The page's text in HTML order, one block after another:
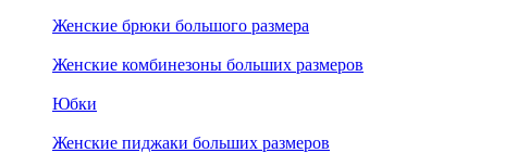
Женские брюки большого размера
Женские комбинезоны больших размеров
Юбки
Женские пиджаки больших размеров